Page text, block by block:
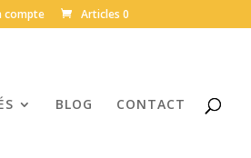
compte Articles 0
BLOG CONTACT